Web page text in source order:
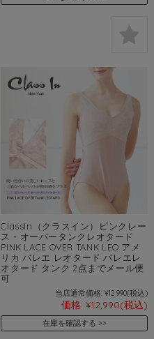
ClassIn（クラスイン）ピンクレー
ス・オーバータンクレオタード
PINK LACE OVER TANK LEO アメ
リカ バレエ レオタード バレエレ
オタード タンク 2点までメール便
可
当店通常価格: ¥12,990(税込)
価格: ¥12,990(税込)
在庫を確認する